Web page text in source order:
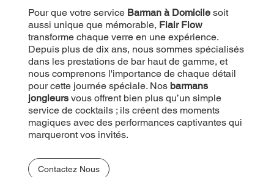
Pour que votre service Barman à Domicilesoit
aussi unique que mémorable, Flair Flow
transforme chaque verre en une expérience.
Depuis plus de dix ans, nous sommes spécialisés
dans les prestations de bar haut de gamme, et
nous comprenons l'importance de chaque détail
pour cette journée spéciale. Nos barmans
jongleursvous offrent bien plus qu’un simple
service de cocktails ; ils créent des moments
magiques avec des performances captivantes qui
marqueront vos invités.
Contactez Nous